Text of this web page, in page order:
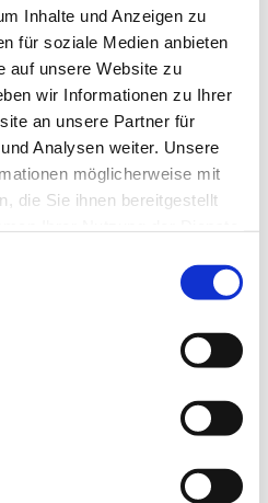
Inhalte und Anzeigen zu
für soziale Medien anbieten
auf unsere Website zu
wir Informationen zu Ihrer
an unsere Partner für
Analysen weiter. Unsere
möglicherweise mit
die Sie ihnen bereitgestellt